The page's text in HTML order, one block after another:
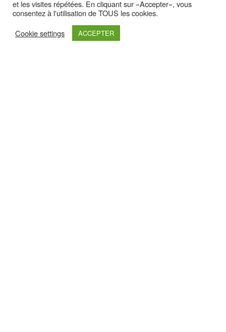
Latest yootheme
et les visites répétées. En cliquant sur «Accepter», vous
consentez à l'utilisation de TOUS les cookies.
Cookie settings
ACCEPTER